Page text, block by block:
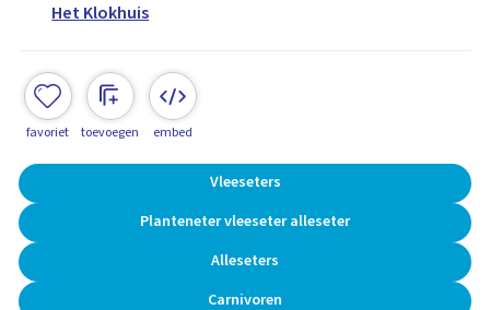
Het Klokhuis
favoriet toevoegen embed
Vleeseters
Planteneter vleeseter alleseter
Alleseters
Carnivoren